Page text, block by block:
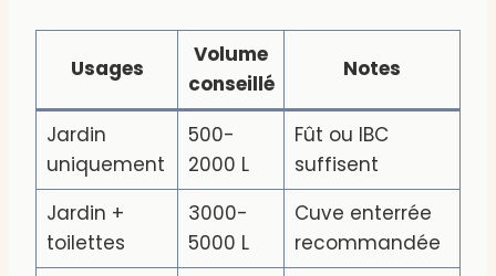
Usages
Volume
conseillé
Notes
Jardin
uniquement
500-
2000 L
Fût ou IBC
suffisent
Jardin +
toilettes
3000-
5000 L
Cuve enterrée
recommandée